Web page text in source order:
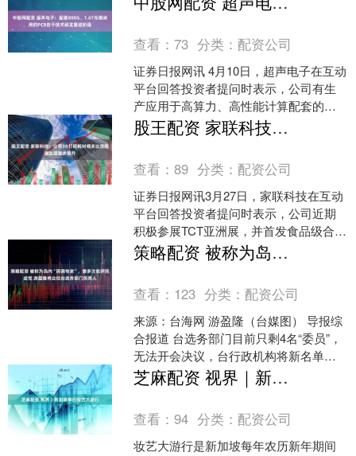
山区人民政府、天....
查看：73 分类： 配资公司
证券日报网讯 4月10日，超声电子在互动
平台回答投资者提问时表示，公司有生
产应用于高算力、高性能计算配套的印
制板产品。配套800G、1.6T光模块用的
PCB处于....
股王配资 家联科技：公司3D打印耗材相关出货规模实现稳步提升
查看：89 分类： 配资公司
证券日报网讯3月27日，家联科技在互动
平台回答投资者提问时表示，公司近期
积极参展TCT亚洲展，并首发食品级合规
3d打印线材，强化了品牌曝光与行业合
作对接成效。随....
策略配资 被称为岛内“民调专家”，曾多次批评民进党 游盈隆将出任台选务部门负责人
查看： 123 分类： 配资公司
来源：台海网 游盈隆（台媒图） 导报综
合报道 台选务部门目前只剩4名“委员”，
无法开会决议，台行政机构将新名单送
交台民意机构表决。13日，台民意机构
行使同意权，....
芝麻配资 视界｜新加坡举行妆艺大游行
查看：94 分类： 配资公司
妆艺大游行是新加坡每年农历新年期间